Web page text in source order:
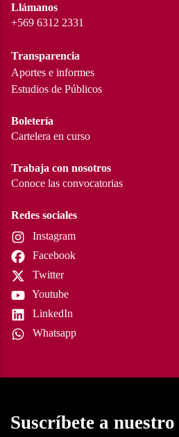
Llámanos
+569 6312 2331
Transparencia
Aportes e informes
Estudios de Públicos
Boletería
Cartelera en curso
Trabaja con nosotros
Conoce las convocatorias
Redes sociales
Instagram
Facebook
Twitter
Youtube
LinkedIn
Whatsapp
Suscríbete a